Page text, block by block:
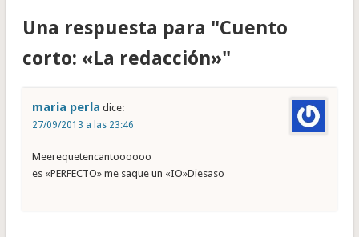
Una respuesta para "Cuento
corto: «La redacción»"
maria perla dice:
27/09/2013 a las 23:46
Meerequetencantoooooo
es «PERFECTO» me saque un «IO»Diesaso